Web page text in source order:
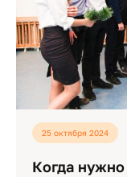
25 октября 2024
Когда